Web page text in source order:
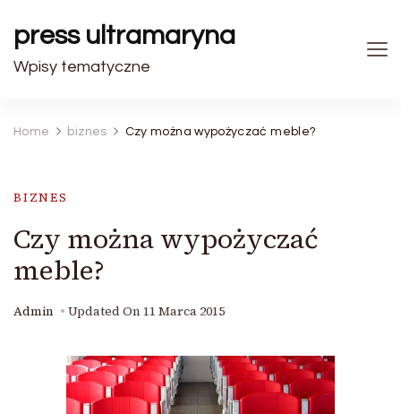
press ultramaryna
Wpisy tematyczne
Home biznes Czy można wypożyczać meble?
BIZNES
Czy można wypożyczać
meble?
Admin Updated On 11 Marca 2015